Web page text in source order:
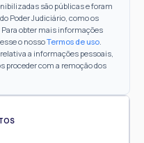
são públicas e foram
Poder Judiciário, como os
obter mais informações
o nossoTermos de uso.
a informações pessoais,
proceder com a remoção dos